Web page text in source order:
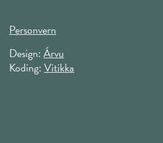
Personvern
Design:Árvu
Koding:Vitikka